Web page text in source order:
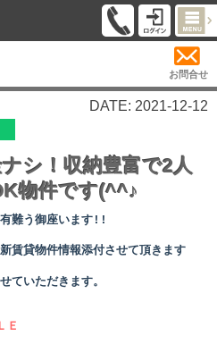
お問合せ
DATE: 2021-12-12
ナシ！収納豊富で2人
物件です(^^♪
難う御座います!!
賃貸物件情報添付させて頂きます
ていただきます。
Ｅ